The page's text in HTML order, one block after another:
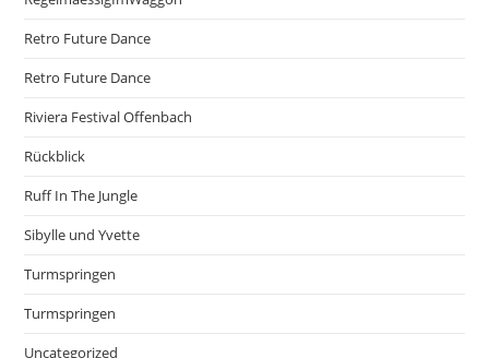
Retro Future Dance
Retro Future Dance
Riviera Festival Offenbach
Rückblick
Ruff In The Jungle
Sibylle und Yvette
Turmspringen
Turmspringen
Uncategorized